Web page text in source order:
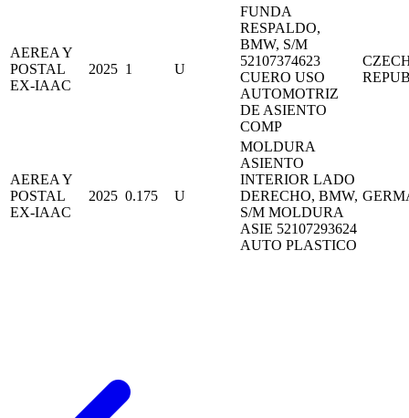
AEREA Y
POSTAL
EX-IAAC
2025 1 U
FUNDA
RESPALDO,
BMW, S/M
52107374623
CUERO USO
AUTOMOTRIZ
DE ASIENTO
COMP
AEREA Y
POSTAL
EX-IAAC
2025 0.175 U
MOLDURA
ASIENTO
INTERIOR LADO
DERECHO, BMW,
S/M MOLDURA
ASIE 52107293624
AUTO PLASTICO